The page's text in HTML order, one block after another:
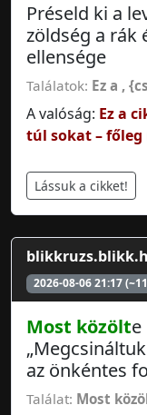
Préseld ki a
zöldség a rák
ellensége
Találatok: Ez a ,
A valóság: Ez a
túl sokat – főleg
Lássuk a cikket!
2026-08-06 21:17
Most közölt
az önkéntes
Találat: Most